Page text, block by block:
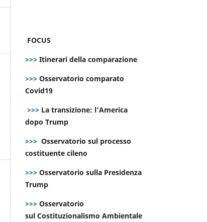
FOCUS
>>> Itinerari della comparazione
>>> Osservatorio comparato
Covid19
>>> La transizione: l’America
dopo Trump
>>> Osservatorio sul processo
costituente cileno
>>> Osservatorio sulla Presidenza
Trump
>>> Osservatorio
sul Costituzionalismo Ambientale